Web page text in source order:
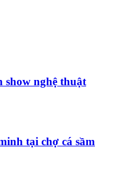
nghệ thuật
tại chợ cá sầm